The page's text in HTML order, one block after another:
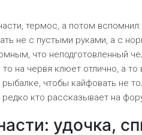
термос, а потом
не с пустыми руками, а с
что неподготовленный
на червя клюет отлично, а то
чтобы кайфовать не
кто рассказывает на
удочка,